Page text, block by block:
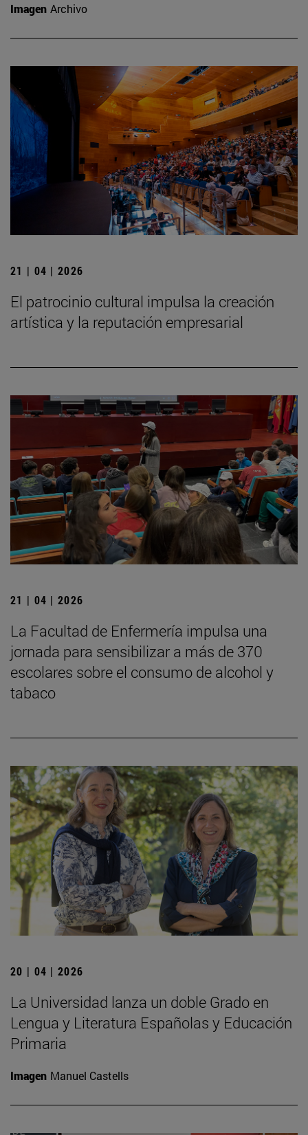
Imagen Archivo
21 | 04 | 2026
El patrocinio cultural impulsa la creación
artística y la reputación empresarial
21 | 04 | 2026
La Facultad de Enfermería impulsa una
jornada para sensibilizar a más de 370
escolares sobre el consumo de alcohol y
tabaco
20 | 04 | 2026
La Universidad lanza un doble Grado en
Lengua y Literatura Españolas y Educación
Primaria
Imagen Manuel Castells